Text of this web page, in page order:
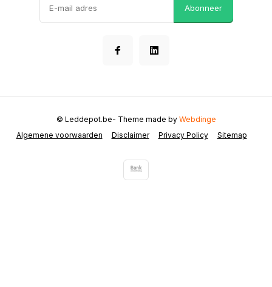
Abonneer
Algemene voorwaarden Disclaimer Privacy Policy Sitemap
© Leddepot.be- Theme made by Webdinge